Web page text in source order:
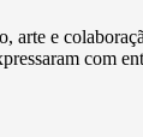
arte e
com